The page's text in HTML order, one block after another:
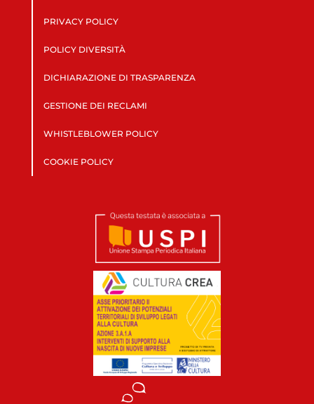
PRIVACY POLICY
POLICY DIVERSITÀ
DICHIARAZIONE DI TRASPARENZA
GESTIONE DEI RECLAMI
WHISTLEBLOWER POLICY
COOKIE POLICY